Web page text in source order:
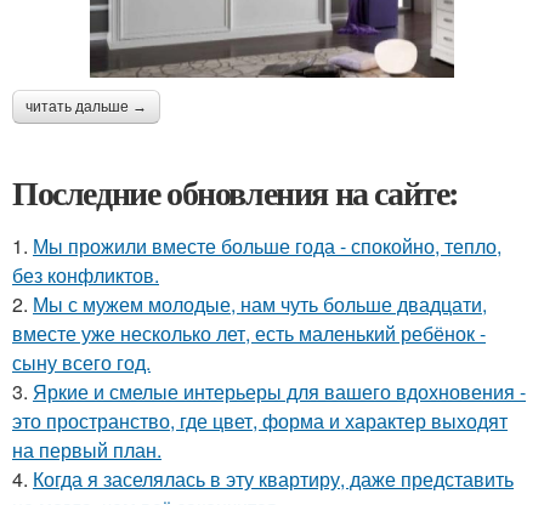
читать дальше →
Последние обновления на сайте:
1. Мы прожили вместе больше года - спокойно, тепло,
без конфликтов.
2. Мы с мужем молодые, нам чуть больше двадцати,
вместе уже несколько лет, есть маленький ребёнок -
сыну всего год.
3. Яркие и смелые интерьеры для вашего вдохновения -
это пространство, где цвет, форма и характер выходят
на первый план.
4. Когда я заселялась в эту квартиру, даже представить